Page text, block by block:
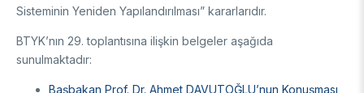
Temiz Enerji, İklim Değişikliği ve Sürdürülebilirlik Araştırma
Türkiye Sanayi Sevk ve İdare Enstitüsü (TÜSSİDE)
Ulusal Metroloji Enstitüsü (UME)
Uzay Teknolojileri Araştırma Enstitüsü (UZAY)
Fotoğraf Arşivi
Sisteminin Yeniden Yapılandırılması” kararlarıdır.
BTYK’nın 29. toplantısına ilişkin belgeler aşağıda
sunulmaktadır:
Başbakan Prof. Dr. Ahmet DAVUTOĞLU’nun Konuşması